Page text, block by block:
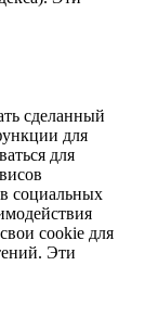
сделанный
для
для
социальных
cookie для
Эти